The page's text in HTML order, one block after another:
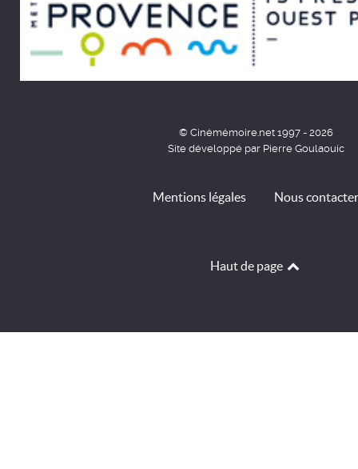
© Cinémémoire.net 1997 - 2026
Site développé par Pierre Goulaouic
Mentions légales Nous contacter
Haut de page